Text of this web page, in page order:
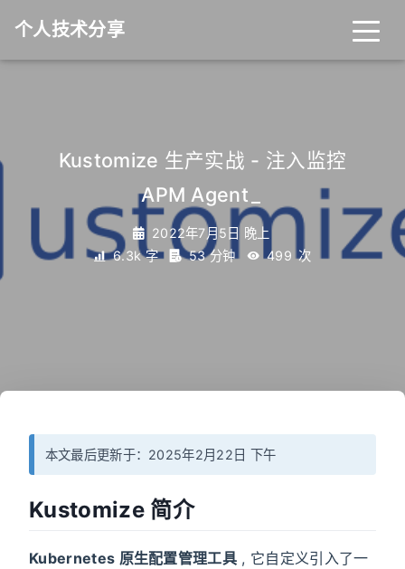
个人技术分享
关于 友链
Kustomize 生产实战 - 注入监控
APM Agent
2022年7月5日 晚上
6.3k 字
53 分钟 499 次
本文最后更新于：2025年2月22日 下午
Kustomize 简介
Kubernetes 原生配置管理工具 , 它自定义引入了一